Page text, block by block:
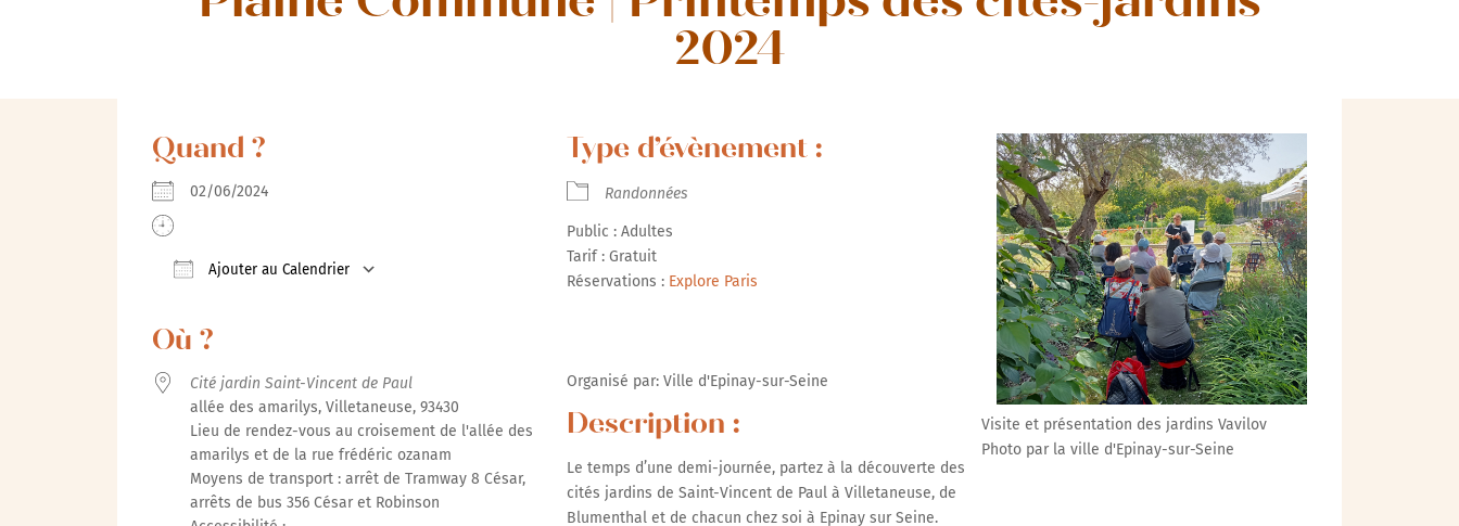
2024
Visite et présentation des jardins Vavilov
Photo par la ville d'Epinay-sur-Seine
Quand ?
02/06/2024
Ajouter au Calendrier
Outlook Live
Où ?
Cité jardin Saint-Vincent de Paul
allée des amarilys, Villetaneuse, 93430
Lieu de rendez-vous au croisement de l'allée des
amarilys et de la rue frédéric ozanam
Moyens de transport : arrêt de Tramway 8 César,
arrêts de bus 356 César et Robinson
Type d’évènement :
Randonnées
Public : Adultes
Tarif : Gratuit
Réservations : Explore Paris
Organisé par: Ville d'Epinay-sur-Seine
Description :
Le temps d’une demi-journée, partez à la découverte des
cités jardins de Saint-Vincent de Paul à Villetaneuse, de
Blumenthal et de chacun chez soi à Epinay sur Seine.